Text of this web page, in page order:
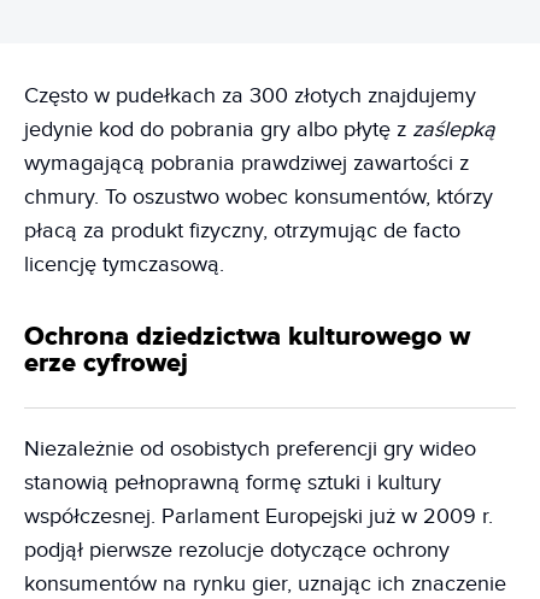
Często w pudełkach za 300 złotych znajdujemy
jedynie kod do pobrania gry albo płytę z zaślepką
wymagającą pobrania prawdziwej zawartości z
chmury. To oszustwo wobec konsumentów, którzy
płacą za produkt fizyczny, otrzymując de facto
licencję tymczasową.
Ochrona dziedzictwa kulturowego w
erze cyfrowej
Niezależnie od osobistych preferencji gry wideo
stanowią pełnoprawną formę sztuki i kultury
współczesnej. Parlament Europejski już w 2009 r.
podjął pierwsze rezolucje dotyczące ochrony
konsumentów na rynku gier, uznając ich znaczenie